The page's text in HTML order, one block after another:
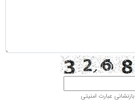
بازنشانی عبارت امنیتی